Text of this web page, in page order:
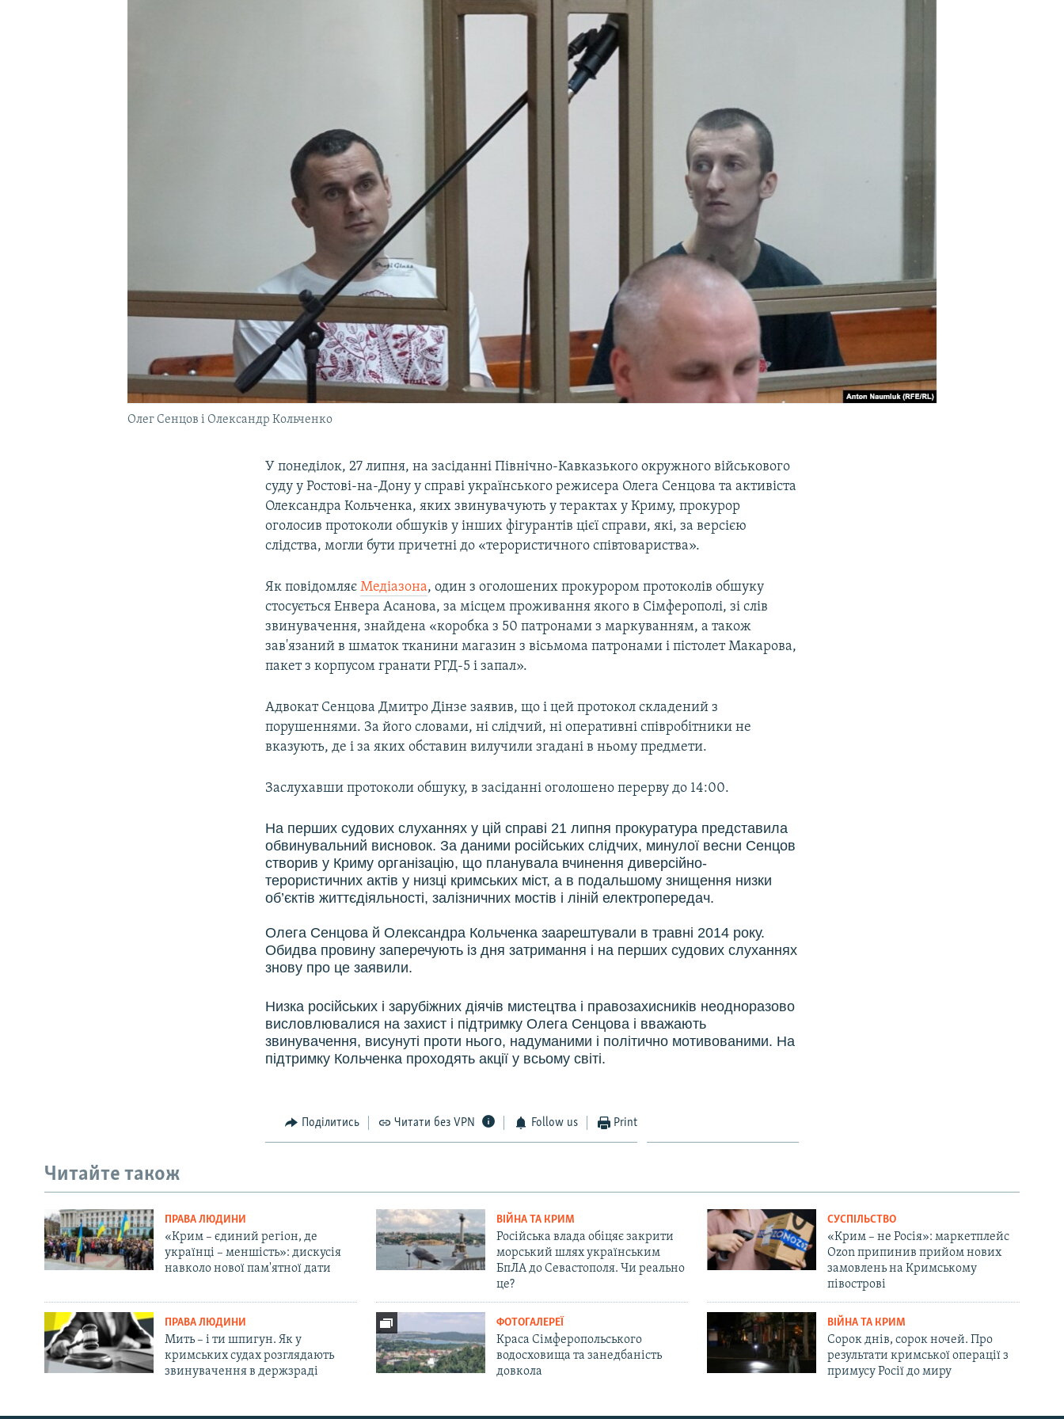
Русский
Олег Сенцов і Олександр Кольченко
У понеділок, 27 липня, на засіданні Північно-Кавказького окружного військового
суду у Ростові-на-Дону у справі українського режисера Олега Сенцова та активіста
Олександра Кольченка, яких звинувачують у терактах у Криму, прокурор
оголосив протоколи обшуків у інших фігурантів цієї справи, які, за версією
слідства, могли бути причетні до «терористичного співтовариства».
Як повідомляєМедіазона, один з оголошених прокурором протоколів обшуку
стосується Енвера Асанова, за місцем проживання якого в Сімферополі, зі слів
звинувачення, знайдена «коробка з 50 патронами з маркуванням, а також
зав'язаний в шматок тканини магазин з вісьмома патронами і пістолет Макарова,
пакет з корпусом гранати РГД-5 і запал».
Адвокат Сенцова Дмитро Дінзе заявив, що і цей протокол складений з
порушеннями. За його словами, ні слідчий, ні оперативні співробітники не
вказують, де і за яких обставин вилучили згадані в ньому предмети.
Заслухавши протоколи обшуку, в засіданні оголошено перерву до 14:00.
На перших судових слуханнях у цій справі 21 липня прокуратура представила
обвинувальний висновок. За даними російських слідчих, минулої весни Сенцов
створив у Криму організацію, що планувала вчинення диверсійно-
терористичних актів у низці кримських міст, а в подальшому знищення низки
об’єктів життєдіяльності, залізничних мостів і ліній електропередач.
Олега Сенцова й Олександра Кольченка заарештували в травні 2014 року.
Обидва провину заперечують із дня затримання і на перших судових слуханнях
знову про це заявили.
Низка російських і зарубіжних діячів мистецтва і правозахисників неодноразово
висловлювалися на захист і підтримку Олега Сенцова і вважають
звинувачення, висунуті проти нього, надуманими і політично мотивованими. На
підтримку Кольченка проходять акції у всьому світі.
Поділитись Читати без VPN Follow us Print
Читайте також
ПРАВА ЛЮДИНИ
«Крим – єдиний регіон, де
українці – меншість»: дискусія
навколо нової пам'ятної дати
ВІЙНА ТА КРИМ
Російська влада обіцяє закрити
морський шлях українським
БпЛА до Севастополя. Чи реально
це?
СУСПІЛЬСТВО
«Крим – не Росія»: маркетплейс
Ozon припинив прийом нових
замовлень на Кримському
півострові
ПРАВА ЛЮДИНИ
Мить – і ти шпигун. Як у
кримських судах розглядають
звинувачення в держзраді
ФОТОГАЛЕРЕЇ
Краса Сімферопольського
водосховища та занедбаність
довкола
ВІЙНА ТА КРИМ
Сорок днів, сорок ночей. Про
результати кримської операції з
примусу Росії до миру